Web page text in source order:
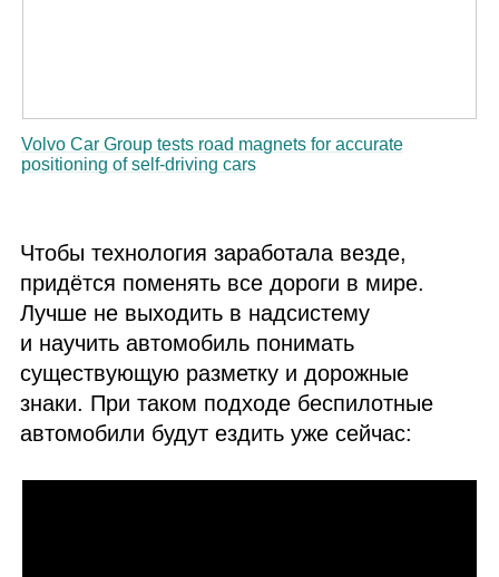
Volvo Car Group tests road magnets for accurate
positioning of self‑driving cars
Чтобы технология заработала везде,
придётся поменять все дороги в мире.
Лучше не выходить в надсистему
и научить автомобиль понимать
существующую разметку и дорожные
знаки. При таком подходе беспилотные
автомобили будут ездить уже сейчас: